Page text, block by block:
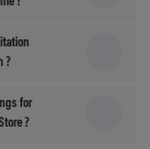
?
for
?